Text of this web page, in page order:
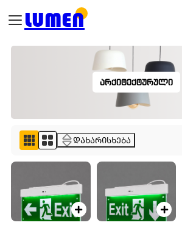
LUMEN
ᲐᲠᲥᲘᲢᲔᲥᲢᲣᲠᲣᲚᲘ
დახარისხება